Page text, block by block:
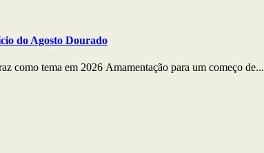
do Agosto Dourado
como tema em 2026 Amamentação para um começo de...